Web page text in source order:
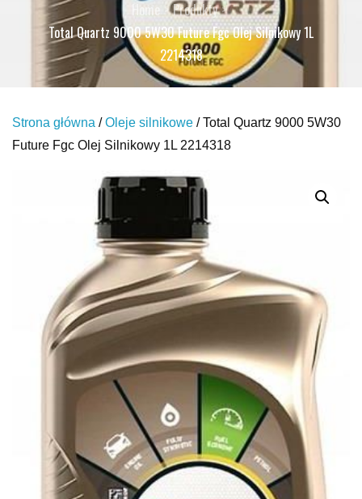
Home
Produkty
Total Quartz 9000 5W30 Future Fgc Olej Silnikowy 1L
2214318
Strona główna /Oleje silnikowe / Total Quartz 9000 5W30
Future Fgc Olej Silnikowy 1L 2214318